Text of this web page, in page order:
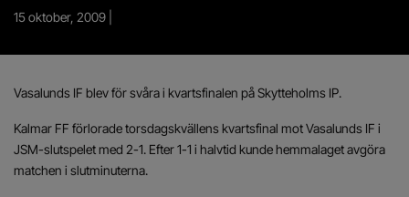
15 oktober, 2009 |
Vasalunds IF blev för svåra i kvartsfinalen på Skytteholms IP.
Kalmar FF förlorade torsdagskvällens kvartsfinal mot Vasalunds IF i
JSM-slutspelet med 2-1. Efter 1-1 i halvtid kunde hemmalaget avgöra
matchen i slutminuterna.